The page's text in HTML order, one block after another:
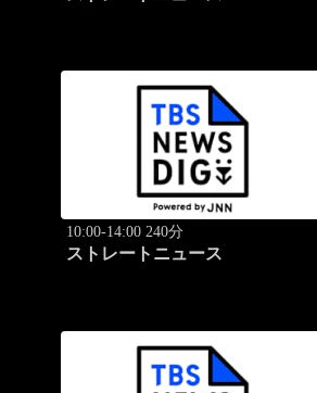
10:00-14:00 240分
ストレートニュース